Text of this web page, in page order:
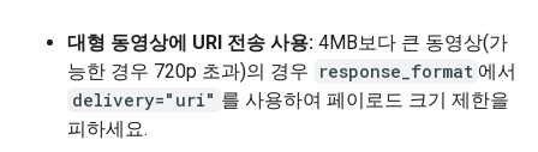
대형 동영상에 URI 전송 사용: 4MB보다 큰 동영상(가
능한 경우 720p 초과)의 경우 response_format 에서
delivery="uri" 를 사용하여 페이로드 크기 제한을
피하세요.